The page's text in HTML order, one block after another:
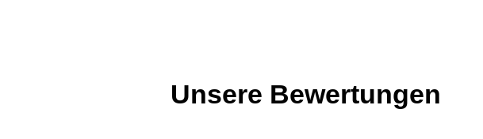
Unsere Bewertungen